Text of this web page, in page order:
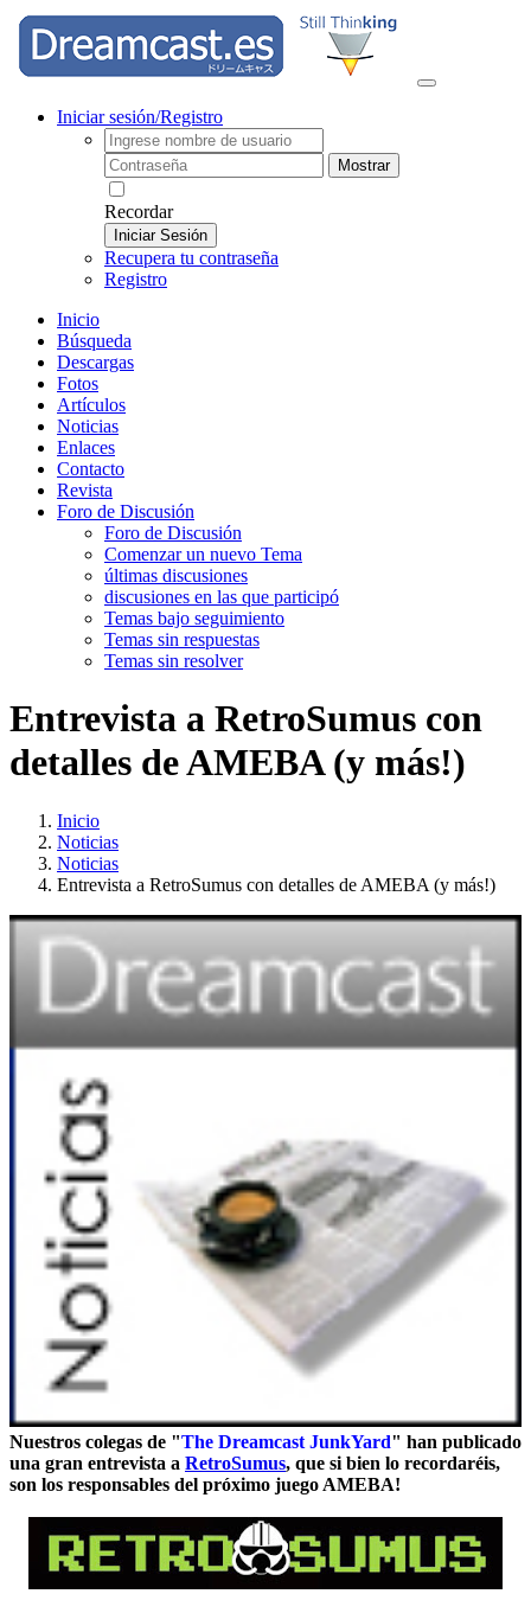
Iniciar sesión/Registro
Mostrar
Recordar
Iniciar Sesión
Recupera tu contraseña
Registro
Inicio
Búsqueda
Descargas
Fotos
Artículos
Noticias
Enlaces
Contacto
Revista
Foro de Discusión
Foro de Discusión
Comenzar un nuevo Tema
últimas discusiones
discusiones en las que participó
Temas bajo seguimiento
Temas sin respuestas
Temas sin resolver
Entrevista a RetroSumus con
detalles de AMEBA (y más!)
Inicio
Noticias
Noticias
Entrevista a RetroSumus con detalles de AMEBA (y más!)
Nuestros colegas de "The Dreamcast JunkYard" han publicado
una gran entrevista a RetroSumus, que si bien lo recordaréis,
son los responsables del próximo juego AMEBA!